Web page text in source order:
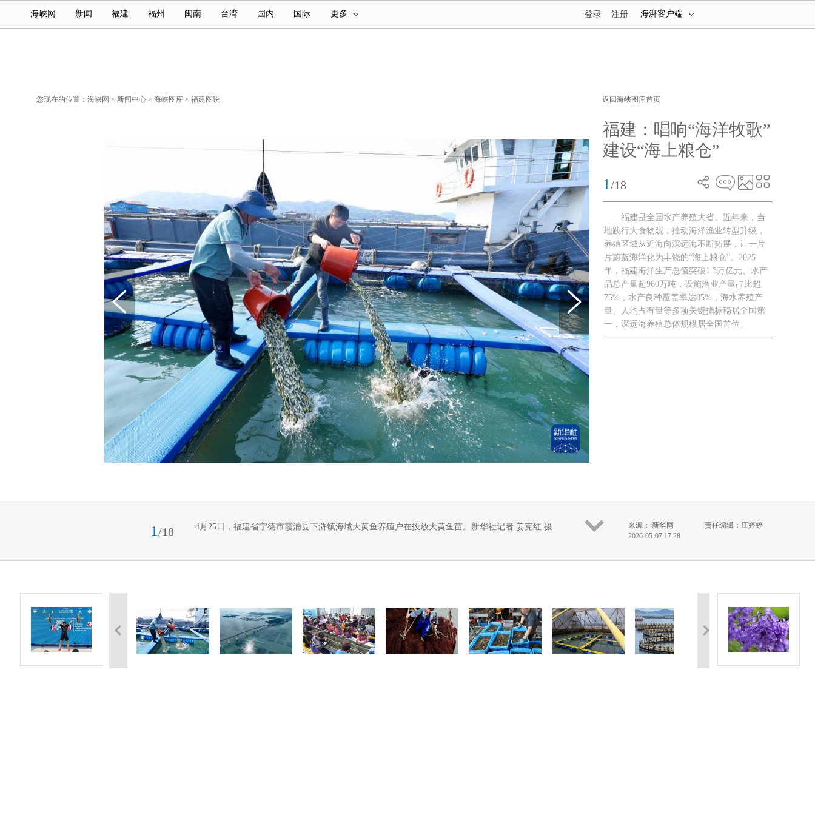
海峡网 新闻 福建 福州 闽南 台湾 国内 国际 更多 海湃客户端
登录 注册
您现在的位置： 海峡网 > 新闻中心 > 海峡图库 > 福建图说 返回海峡图库首页
福建：唱响“海洋牧歌”
建设“海上粮仓”
1 /18
福建是全国水产养殖大省。近年来，当
地践行大食物观，推动海洋渔业转型升级，
养殖区域从近海向深远海不断拓展，让一片
片蔚蓝海洋化为丰饶的“海上粮仓”。2025
年，福建海洋生产总值突破1.3万亿元、水产
品总产量超960万吨，设施渔业产量占比超
75%，水产良种覆盖率达85%，海水养殖产
量、人均占有量等多项关键指标稳居全国第
一，深远海养殖总体规模居全国首位。
1 /18 4月25日，福建省宁德市霞浦县下浒镇海域大黄鱼养殖户在投放大黄鱼苗。新华社记者 姜克红 摄
来源： 新华网
2026-05-07 17:28
责任编辑：庄婷婷